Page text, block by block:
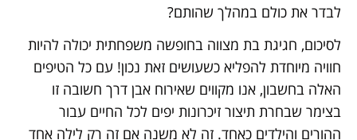
לבדר את כולם במהלך שהותם?
לסיכום, חגיגת בת מצווה בחופשה משפחתית יכולה להיות
חוויה מיוחדת להפליא כשעושים זאת נכון! עם כל הטיפים
האלה בחשבון, אנו מקווים שאירוח אבן דרך חשובה זו
בצימר שבחרת תיצור זיכרונות יפים לכל החיים עבור
ההורים והילדים כאחד. זה לא משנה אם זה רק לילה אחד